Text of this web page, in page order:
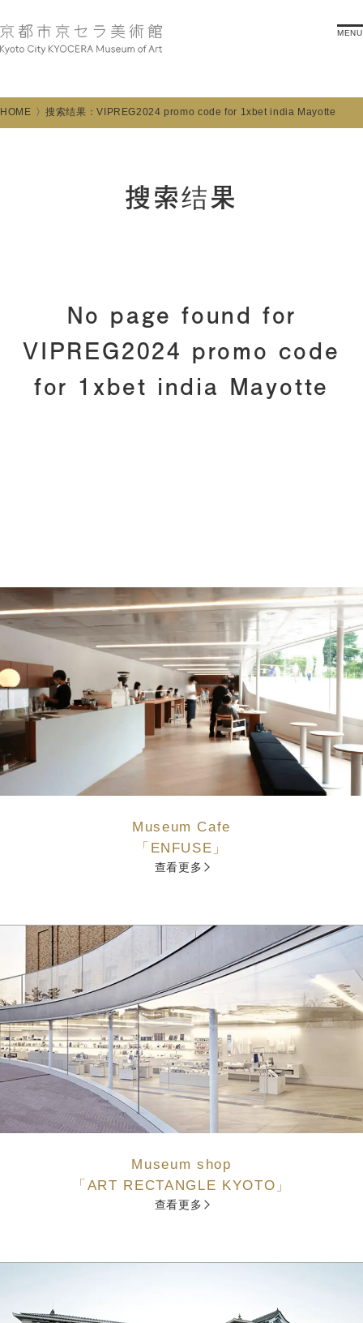
MENU
HOME 搜索结果：VIPREG2024 promo code for 1xbet india Mayotte
搜索结果
No page found for
VIPREG2024 promo code
for 1xbet india Mayotte
Museum Cafe
「ENFUSE」
查看更多
Museum shop
「ART RECTANGLE KYOTO」
查看更多